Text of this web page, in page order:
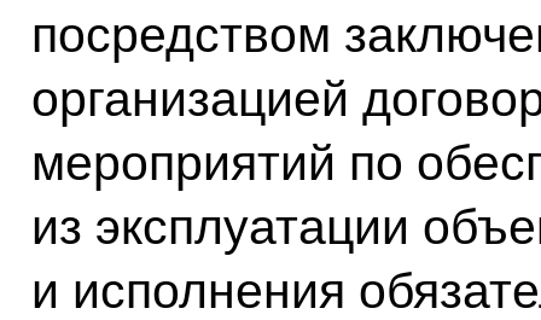
посредством
организацией
мероприятий по
из эксплуатации
и исполнения